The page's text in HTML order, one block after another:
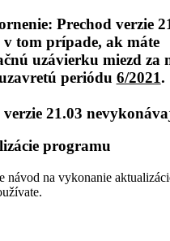
Prechod verzie
tom prípade, ak máte
uzávierku miezd za
periódu 6/2021.
21.03
programu
návod na vykonanie